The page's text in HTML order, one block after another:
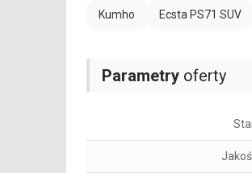
Kumho Ecsta PS71 SUV
Parametry oferty